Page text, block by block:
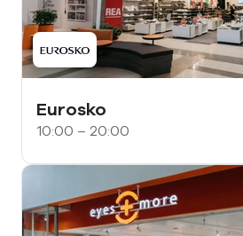
Eurosko
10:00 – 20:00